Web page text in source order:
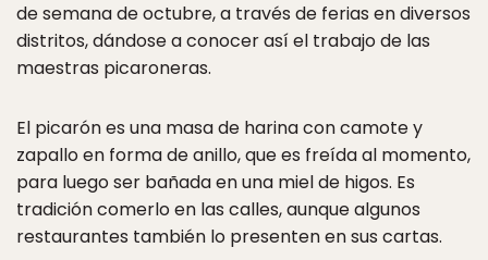
de semana de octubre, a través de ferias en diversos
distritos, dándose a conocer así el trabajo de las
maestras picaroneras.
El picarón es una masa de harina con camote y
zapallo en forma de anillo, que es freída al momento,
para luego ser bañada en una miel de higos. Es
tradición comerlo en las calles, aunque algunos
restaurantes también lo presenten en sus cartas.